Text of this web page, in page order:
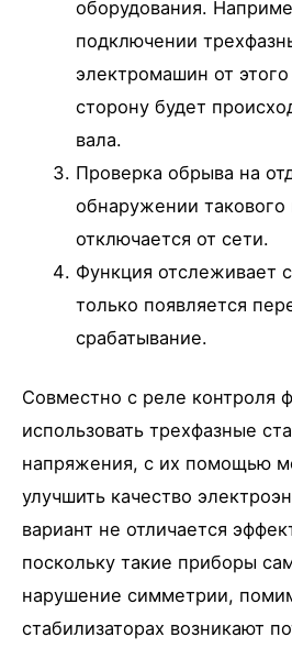
оборудования.
подключении
электромашин от
сторону будет
вала.
Проверка обрыва на
обнаружении такового
отключается от сети.
Функция отслеживает
только появляется
срабатывание.
Совместно с реле контроля
использовать трехфазные
напряжения, с их помощью
улучшить качество
вариант не отличается
поскольку такие приборы
нарушение симметрии,
стабилизаторах возникают